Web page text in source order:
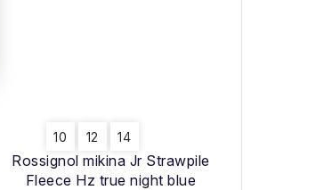
Rossignol mikina Jr Strawpile
Fleece Hz true night blue
10 12 14